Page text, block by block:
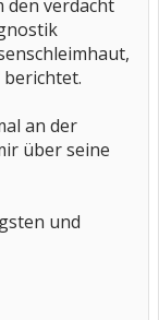
den verdacht
an der
über seine
und